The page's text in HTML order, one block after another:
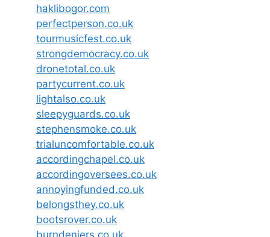
haklibogor.com
perfectperson.co.uk
tourmusicfest.co.uk
strongdemocracy.co.uk
dronetotal.co.uk
partycurrent.co.uk
lightalso.co.uk
sleepyguards.co.uk
stephensmoke.co.uk
trialuncomfortable.co.uk
accordingchapel.co.uk
accordingoversees.co.uk
annoyingfunded.co.uk
belongsthey.co.uk
bootsrover.co.uk
burndeniers.co.uk